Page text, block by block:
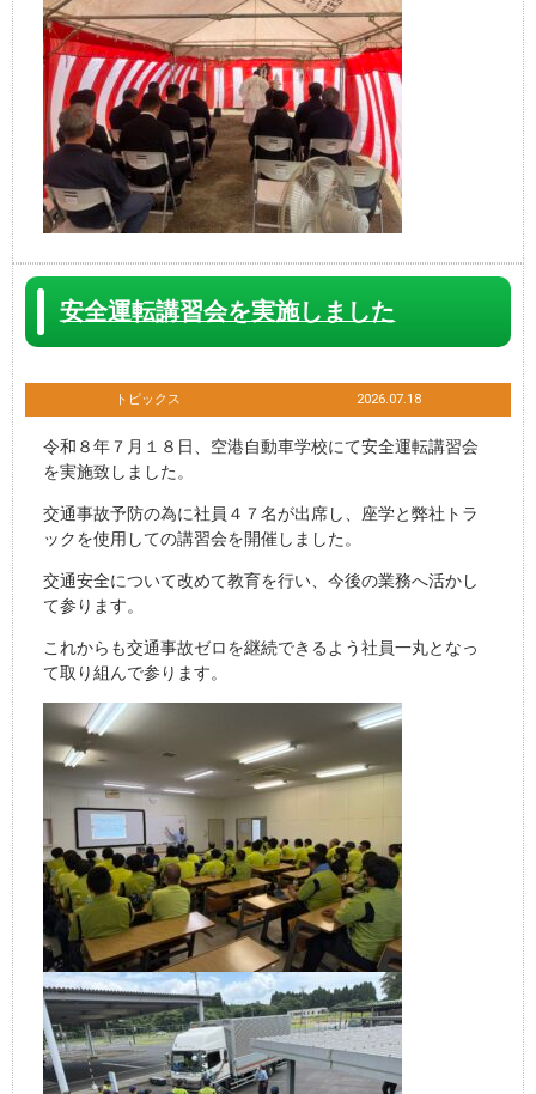
安全運転講習会を実施しました
トピックス 2026.07.18
令和８年７月１８日、空港自動車学校にて安全運転講習会
を実施致しました。
交通事故予防の為に社員４７名が出席し、座学と弊社トラ
ックを使用しての講習会を開催しました。
交通安全について改めて教育を行い、今後の業務へ活かし
て参ります。
これからも交通事故ゼロを継続できるよう社員一丸となっ
て取り組んで参ります。